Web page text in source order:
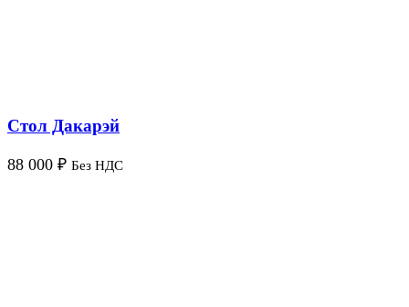
Стол Дакарэй
88 000 ₽ Без НДС